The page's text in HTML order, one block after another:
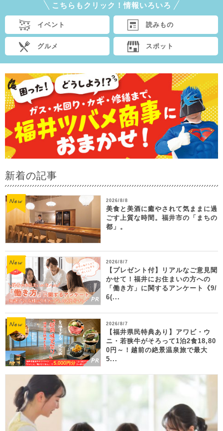
こちらもクリック！情報いろいろ
イベント 読みもの
グルメ スポット
新着の記事
2026/8/8
美食と美酒に癒やされて気ままに過
ごす上質な時間。福井市の「まちの
都」。
2026/8/7
【プレゼント付】リアルなご意見聞
かせて！福井にお住まいの方への
「働き方」に関するアンケート《9/
6(...
2026/8/7
【福井県民特典あり】アワビ・ウ
ニ・若狭牛がそろって1泊2食18,80
0円～！越前の絶景温泉旅で最大
5...